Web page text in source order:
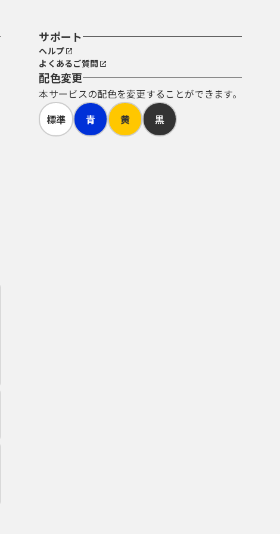
サポート
ヘルプ
よくあるご質問
配色変更
本サービスの配色を変更することができます。
標準
青 黄 黒